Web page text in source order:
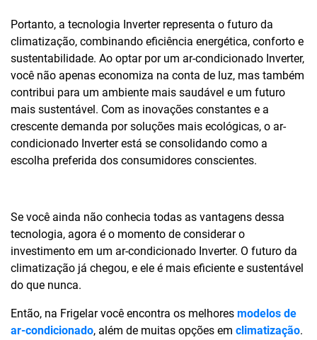
Portanto, a tecnologia Inverter representa o futuro da
climatização, combinando eficiência energética, conforto e
sustentabilidade. Ao optar por um ar-condicionado Inverter,
você não apenas economiza na conta de luz, mas também
contribui para um ambiente mais saudável e um futuro
mais sustentável. Com as inovações constantes e a
crescente demanda por soluções mais ecológicas, o ar-
condicionado Inverter está se consolidando como a
escolha preferida dos consumidores conscientes.
Se você ainda não conhecia todas as vantagens dessa
tecnologia, agora é o momento de considerar o
investimento em um ar-condicionado Inverter. O futuro da
climatização já chegou, e ele é mais eficiente e sustentável
do que nunca.
Então, na Frigelar você encontra os melhores modelos de
ar-condicionado, além de muitas opções em climatização.